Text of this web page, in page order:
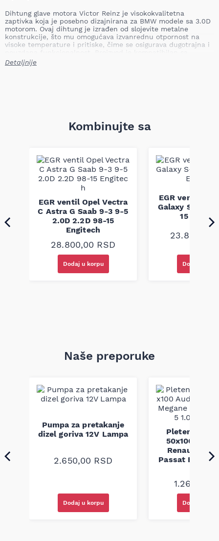
Dihtung glave motora Victor Reinz je visokokvalitetna
zaptivka koja je posebno dizajnirana za BMW modele sa 3.0D
motorom. Ovaj dihtung je izrađen od slojevite metalne
konstrukcije, što mu omogućava izvanrednu otpornost na
visoke temperature i pritiske, čime se osigurava dugotrajna i
pouzdana funkcionalnost. Proizvod je kompatibilan sa
sledećim modelima: BMW 3 (F30, F80), 3 (F31), 3 GRAN
TURISMO (F34), 4 (F32, F82), 4 (F33, F83), 4 GRAN COUPE
Težina: 0.92 kg
Konstrukcija zaptivke: Zaptivka od metala u slojevima
motora. Preporučuje se da se kompatibilnost proveri po broju
šasije (VIN) kako bi se osigurao tačan odabir dela.
Detaljnije
Kombinujte sa
EGR ventil Opel Vectra
C Astra G Saab 9-3 9-5
2.0D 2.2D 98-15
Engitech
28.800,00 RSD
Dodaj u korpu
EGR ventil
Galaxy S-Max
15
23.800,00
Dodaj u
Naše preporuke
Pumpa za pretakanje
dizel goriva 12V Lampa
2.650,00 RSD
Dodaj u korpu
Pletenica
50x100 Audi
Renault
Passat B5
1.260,00
Dodaj u